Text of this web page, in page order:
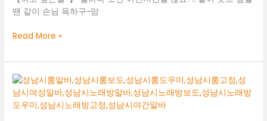
동
보
사
땐 같이 손님 욕하구~맘
대
룸
알
바
O1O.2062.3474
K
Read More »